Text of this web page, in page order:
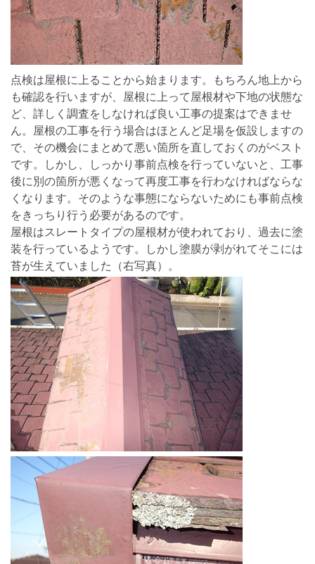
点検は屋根に上ることから始まります。もちろん地上から
も確認を行いますが、屋根に上って屋根材や下地の状態な
ど、詳しく調査をしなければ良い工事の提案はできませ
ん。屋根の工事を行う場合はほとんど足場を仮設しますの
で、その機会にまとめて悪い箇所を直しておくのがベスト
です。しかし、しっかり事前点検を行っていないと、工事
後に別の箇所が悪くなって再度工事を行わなければならな
くなります。そのような事態にならないためにも事前点検
をきっちり行う必要があるのです。
屋根はスレートタイプの屋根材が使われており、過去に塗
装を行っているようです。しかし塗膜が剥がれてそこには
苔が生えていました（右写真）。